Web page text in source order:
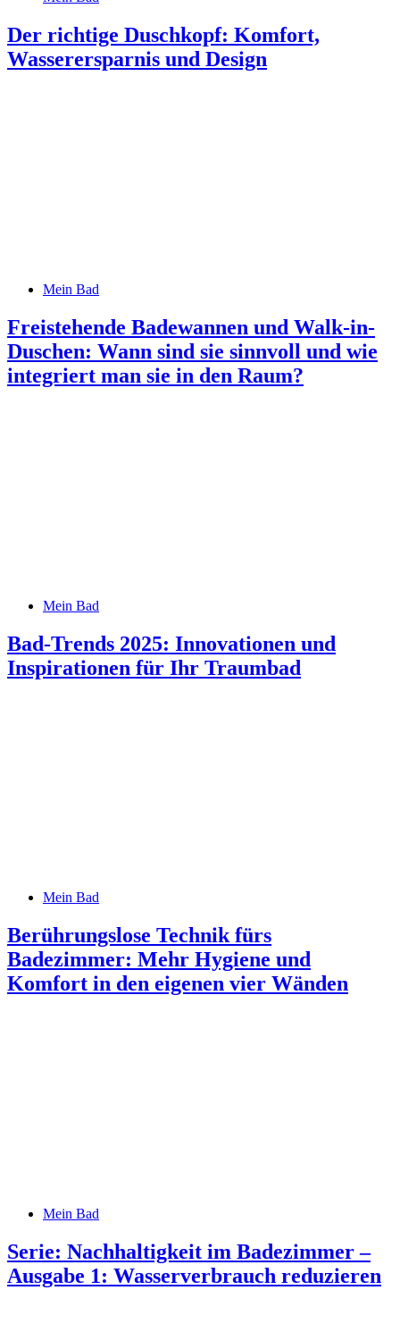
Der richtige Duschkopf: Komfort,
Wasserersparnis und Design
Mein Bad
Freistehende Badewannen und Walk-in-
Duschen: Wann sind sie sinnvoll und wie
integriert man sie in den Raum?
Mein Bad
Bad-Trends 2025: Innovationen und
Inspirationen für Ihr Traumbad
Mein Bad
Berührungslose Technik fürs
Badezimmer: Mehr Hygiene und
Komfort in den eigenen vier Wänden
Mein Bad
Serie: Nachhaltigkeit im Badezimmer –
Ausgabe 1: Wasserverbrauch reduzieren